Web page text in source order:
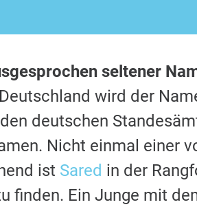
seltener
wird der
deutschen
Nicht einmal einer
ist Sared in der
finden. Ein Junge mit